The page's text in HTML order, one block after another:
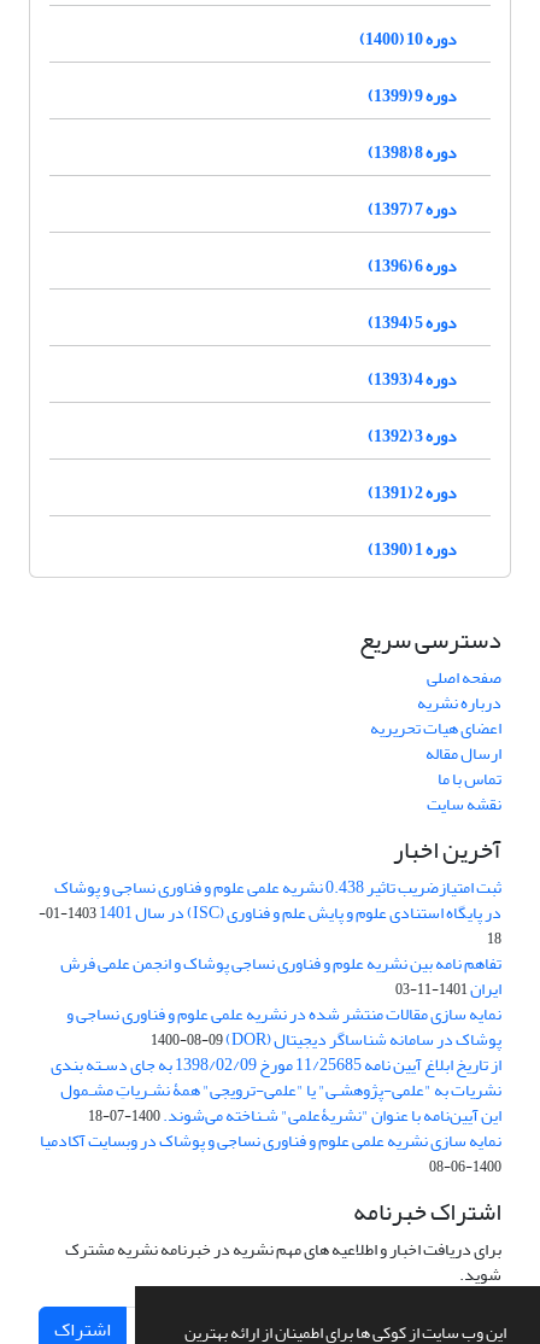
این وب سایت از کوکی ها برای اطمینان از ارائه بهترین
دوره 10 (1400)
دوره 9 (1399)
دوره 8 (1398)
دوره 7 (1397)
دوره 6 (1396)
دوره 5 (1394)
دوره 4 (1393)
دوره 3 (1392)
دوره 2 (1391)
دوره 1 (1390)
دسترسی سریع
صفحه اصلی
درباره نشریه
اعضای هیات تحریریه
ارسال مقاله
تماس با ما
نقشه سایت
آخرین اخبار
ثبت امتیازضریب تاثیر 0.438 نشریه علمی علوم و فناوری نساجی و پوشاک
در پایگاه استنادی علوم و پایش علم و فناوری (ISC) در سال 1401
1403-01-
18
تفاهم نامه بین نشریه علوم و فناوری نساجی پوشاک و انجمن علمی فرش
ایران1401-11-03
نمایه سازی مقالات منتشر شده در نشریه علمی علوم و فناوری نساجی و
پوشاک در سامانه شناساگر دیجیتال (DOR) 1400-08-09
از تاریخ ابلاغ آیین نامه 11/25685 مورخ 1398/02/09 به جای دسـته بندی
نشریات به "علمی-پژوهشـی" یا "علمی-ترویجی" همۀ نشـریاتِ مشـمول
این آیین‌نامه با عنوان "نشریۀعلمی" شـناخته می‌شوند.1400-07-18
نمایه سازی نشریه علمی علوم و فناوری نساجی و پوشاک در وبسایت آکادمیا
1400-06-08
اشتراک خبرنامه
برای دریافت اخبار و اطلاعیه های مهم نشریه در خبرنامه نشریه مشترک
شوید.
اشتراک